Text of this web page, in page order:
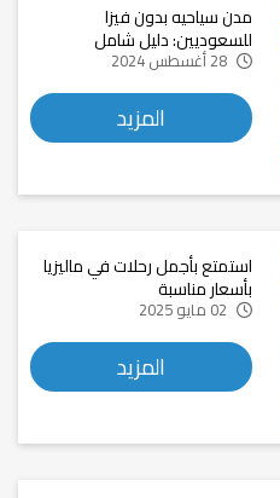
مدن سياحيه بدون فيزا
للسعوديين: دليل شامل
المزيد
استمتع بأجمل رحلات في ماليزيا
بأسعار مناسبة
المزيد